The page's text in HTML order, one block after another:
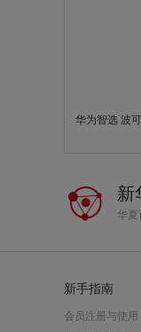
华为智选 波
新
华夏
新手指南
会员注册与使用